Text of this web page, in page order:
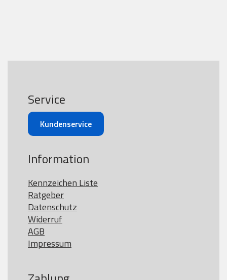
Service
Kundenservice
Information
Kennzeichen Liste
Ratgeber
Datenschutz
Widerruf
AGB
Impressum